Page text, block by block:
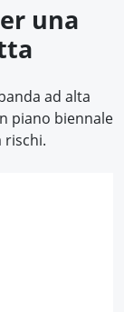
una
ad alta
piano biennale
rischi.